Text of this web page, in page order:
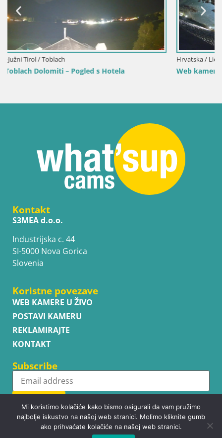
Hrvatska / Ličko-Senjska / Senj
Web kamera Senj luka – Lukobran i svjetionik
Kontakt
S3MEA d.o.o.
Industrijska c. 44
SI-5000 Nova Gorica
Slovenia
Koristne povezave
WEB KAMERE U ŽIVO
POSTAVI KAMERU
REKLAMIRAJTE
KONTAKT
Subscribe
Subscribe
Mi koristimo kolačiće kako bismo osigurali da vam pružimo
najbolje iskustvo na našoj web stranici. Molimo kliknite gumb
ako prihvaćate kolačiće na našoj web stranici.